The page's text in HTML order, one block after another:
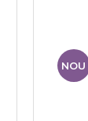
NOU